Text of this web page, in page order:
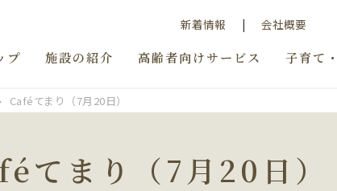
新着情報 会社概要
プ 施設の紹介 高齢者向けサービス 子育て
Caféてまり（7月20日）
てまり（7月20日）